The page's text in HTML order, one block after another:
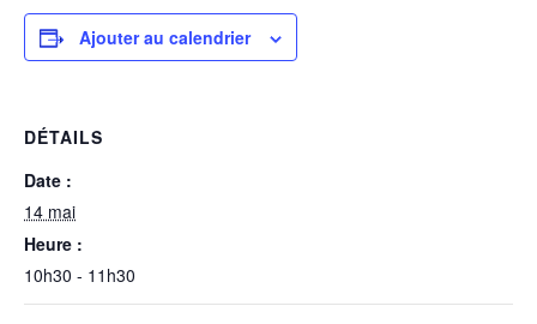
Ajouter au calendrier
DÉTAILS
Date :
14 mai
Heure :
10h30 - 11h30